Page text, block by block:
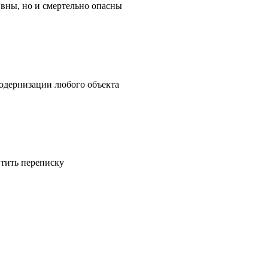
но и смертельно опасны
любого объекта
переписку